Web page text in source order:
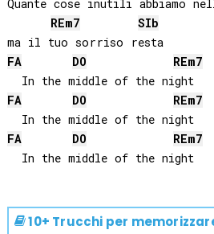
Quante cose inutili abbiamo
REm7
SIb
ma il tuo sorriso resta
FA
DO REm7
  In the middle of the night
FA
DO REm7
  In the middle of the night
FA
DO REm7
  In the middle of the night
10+ Trucchi per